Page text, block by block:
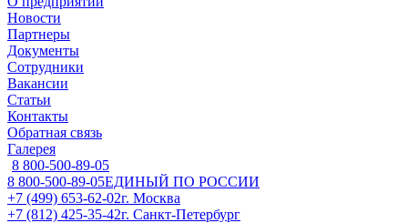
Новости
Партнеры
Документы
Сотрудники
Вакансии
Статьи
Контакты
Обратная связь
Галерея
8 800-500-89-05
8 800-500-89-05ЕДИНЫЙ ПО РОССИИ
+7 (499) 653-62-02г. Москва
+7 (812) 425-35-42г. Санкт-Петербург